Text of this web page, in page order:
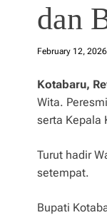
dan
February 12, 2026
Kotabaru,
Wita.
serta Kepala
Turut hadir
setempat.
Bupati